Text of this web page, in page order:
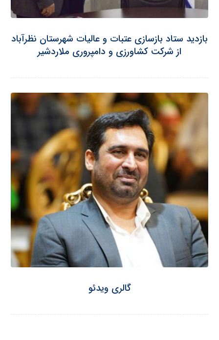
بازدید ستاد بازسازی عتبات و عالیات شهرستان نظرآباد
از شرکت کشاورزی و دامپروری ملاردشیر
گالری ویدئو